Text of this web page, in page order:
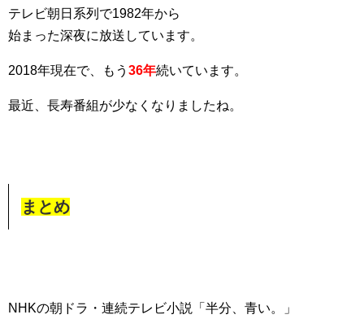
テレビ朝日系列で1982年から
始まった深夜に放送しています。
2018年現在で、もう 36年続いています。
最近、長寿番組が少なくなりましたね。
まとめ
NHKの朝ドラ・連続テレビ小説「半分、青い。」